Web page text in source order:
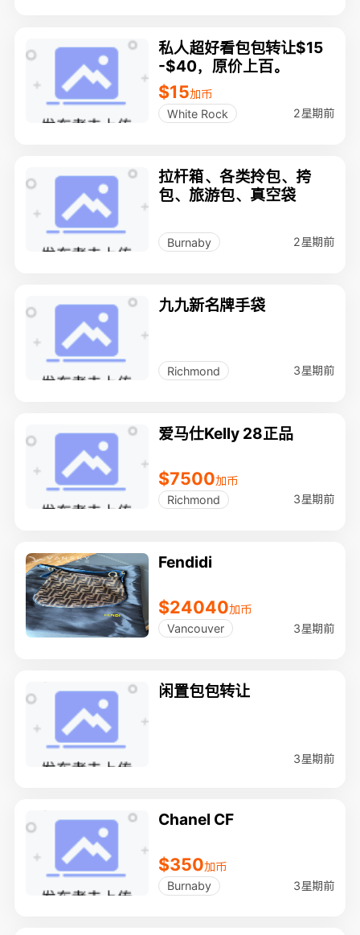
私人超好看包包转让$15
-$40，原价上百。
$15加币
White Rock
2星期前
拉杆箱、各类拎包、挎
包、旅游包、真空袋
Burnaby 2星期前
九九新名牌手袋
Richmond 3星期前
爱马仕Kelly 28正品
$7500加币
Richmond
3星期前
Fendidi
$24040加币
Vancouver
3星期前
闲置包包转让
3星期前
Chanel CF
$350加币
Burnaby
3星期前